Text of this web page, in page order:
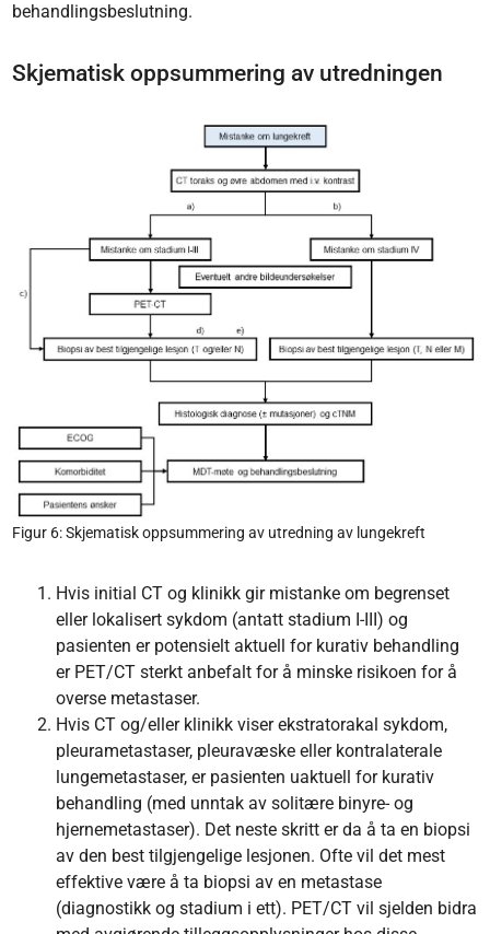
behandlingsbeslutning.
Skjematisk oppsummering av utredningen
Figur 6: Skjematisk oppsummering av utredning av lungekreft
Hvis initial CT og klinikk gir mistanke om begrenset
eller lokalisert sykdom (antatt stadium I-III) og
pasienten er potensielt aktuell for kurativ behandling
er PET/CT sterkt anbefalt for å minske risikoen for å
overse metastaser.
Hvis CT og/eller klinikk viser ekstratorakal sykdom,
pleurametastaser, pleuravæske eller kontralaterale
lungemetastaser, er pasienten uaktuell for kurativ
behandling (med unntak av solitære binyre- og
hjernemetastaser). Det neste skritt er da å ta en biopsi
av den best tilgjengelige lesjonen. Ofte vil det mest
effektive være å ta biopsi av en metastase
(diagnostikk og stadium i ett). PET/CT vil sjelden bidra